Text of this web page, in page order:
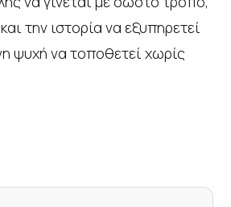
την ιστορία να εξυπηρετεί
ψυχή να τοποθετεί χωρίς